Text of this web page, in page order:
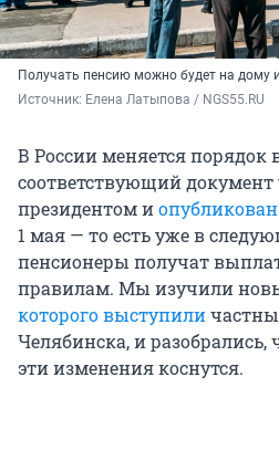
Получать пенсию можно будет на дому
Источник: Елена Латыпова / NGS55.RU
В России меняется
соответствующий
президентом иопубликован
1 мая — то есть уже в
пенсионеры получат
правилам. Мы изучили
которого выступили
Челябинска, и разобрались,
эти изменения коснутся.